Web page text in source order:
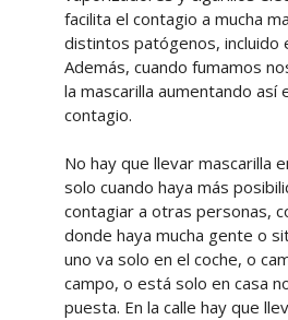
facilita el contagio a mucha
distintos patógenos, incluido
Además, cuando fumamos
la mascarilla aumentando así
contagio.
No hay que llevar mascarilla
solo cuando haya más
contagiar a otras personas,
donde haya mucha gente o
uno va solo en el coche, o
campo, o está solo en casa
puesta. En la calle hay que